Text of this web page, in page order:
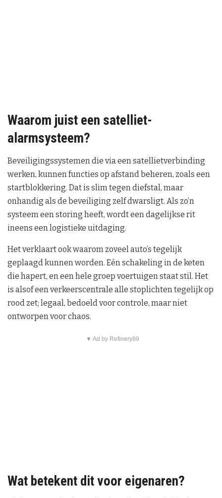
Waarom juist een satelliet-
alarmsysteem?
Beveiligingssystemen die via een satellietverbinding
werken, kunnen functies op afstand beheren, zoals een
startblokkering. Dat is slim tegen diefstal, maar
onhandig als de beveiliging zelf dwarsligt. Als zo’n
systeem een storing heeft, wordt een dagelijkse rit
ineens een logistieke uitdaging.
Het verklaart ook waarom zoveel auto’s tegelijk
geplaagd kunnen worden. Eén schakeling in de keten
die hapert, en een hele groep voertuigen staat stil. Het
is alsof een verkeerscentrale alle stoplichten tegelijk op
rood zet; legaal, bedoeld voor controle, maar niet
ontworpen voor chaos.
▼ Ad by Refinery89
Wat betekent dit voor eigenaren?